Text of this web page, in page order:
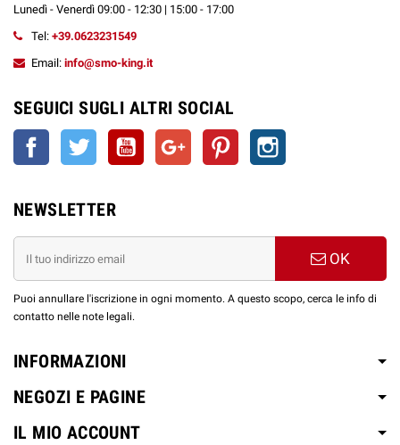
Lunedì - Venerdì 09:00 - 12:30 | 15:00 - 17:00
Tel: +39.0623231549
Email: info@smo-king.it
SEGUICI SUGLI ALTRI SOCIAL
Facebook Twitter YouTube Google+ Pinterest
NEWSLETTER
OK
Puoi annullare l'iscrizione in ogni momento. A questo scopo, cerca le info di
contatto nelle note legali.
INFORMAZIONI
NEGOZI E PAGINE
IL MIO ACCOUNT